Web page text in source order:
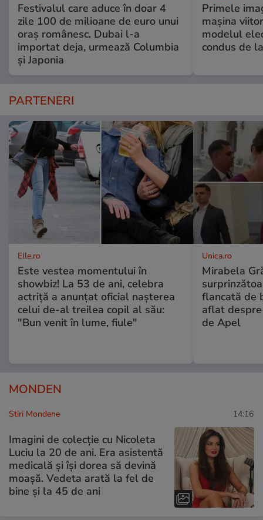
Festivalul care aduce în doar 4
zile 100 de milioane de euro unui
oraș românesc. Dubai l-a
importat deja, urmează Columbia
și Japonia
Primele
mașina
modelul
condus de
PARTENERI
Elle.ro
Este vestea momentului în
showbiz! La 53 de ani, celebra
actriță a anunțat oficial nașterea
celui de-al treilea copil al său:
"Bun venit în lume, fiule"
Unica.ro
Mirabela
flancată de
aflat
de Apel
MONDEN
Stiri Mondene 14:16
Imagini de colecție cu Nicoleta
Luciu la 20 de ani. Era asistentă
medicală și își dorea să devină
moașă. Vedeta arată la fel de
bine și la 45 de ani